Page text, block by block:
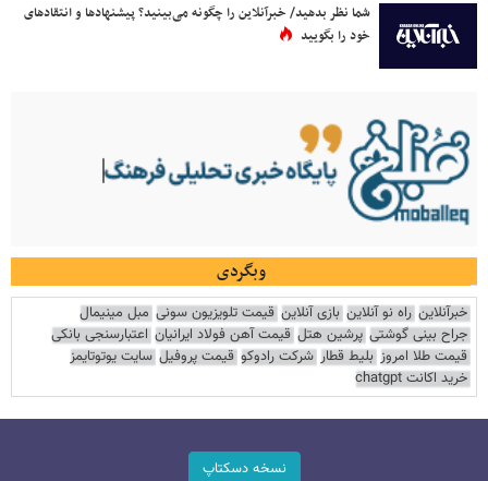
شما نظر بدهید/ خبرآنلاین را چگونه می‌بینید؟ پیشنهادها و انتقادهای
خود را بگویید
وبگردی
خبرآنلاین راه نو آنلاین بازی آنلاین قیمت تلویزیون سونی مبل مینیمال
جراح بینی گوشتی پرشین هتل قیمت آهن فولاد ایرانیان اعتبارسنجی بانکی
قیمت طلا امروز بلیط قطار شرکت رادوکو قیمت پروفیل سایت یوتوتایمز
خرید اکانت chatgpt
نسخه دسکتاپ